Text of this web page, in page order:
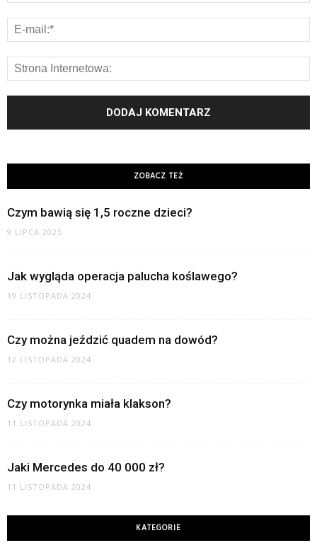
ZOBACZ TEŻ
Czym bawią się 1,5 roczne dzieci?
9 LIPCA 2025
Jak wygląda operacja palucha koślawego?
19 LISTOPADA 2024
Czy można jeździć quadem na dowód?
12 LISTOPADA 2024
Czy motorynka miała klakson?
11 LISTOPADA 2024
Jaki Mercedes do 40 000 zł?
11 LISTOPADA 2024
KATEGORIE